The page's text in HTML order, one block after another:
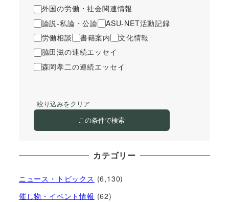
外国の労働・社会関連情報
論説-私論・公論
ASU-NET活動記録
労働相談
書籍案内
文化情報
脇田滋の連続エッセイ
森岡孝二の連続エッセイ
絞り込みをクリア
この条件で検索
カテゴリー
ニュース・トピックス (6,130)
催し物・イベント情報 (62)